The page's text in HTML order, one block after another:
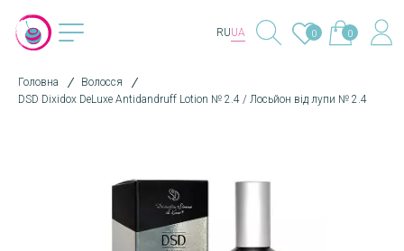
RUUA 0 0
Головна
Волосся
DSD Dixidox DeLuxe Antidandruff Lotion № 2.4 / Лосьйон від лупи № 2.4